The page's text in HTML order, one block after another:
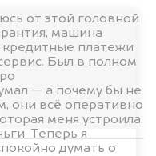
от этой головной
машина
кредитные платежи
Был в полном
— а почему бы не
они всё оперативно
меня устроила,
Теперь я
думать о
номер
в мессенджер